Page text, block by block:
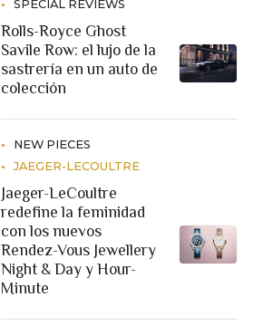
SPECIAL REVIEWS
Rolls-Royce Ghost
Savile Row: el lujo de la
sastrería en un auto de
colección
NEW PIECES
JAEGER-LECOULTRE
Jaeger-LeCoultre
redefine la feminidad
con los nuevos
Rendez-Vous Jewellery
Night & Day y Hour-
Minute